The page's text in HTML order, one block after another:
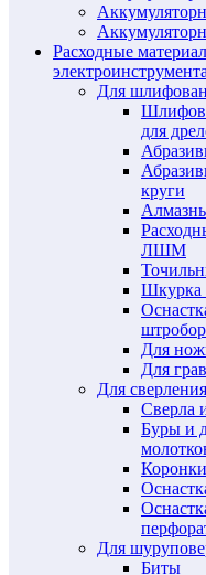
Расходные
Для
для
круги
ЛШМ
Шкурка
Для
Для
Для
Сверла
Буры и
Для
Биты